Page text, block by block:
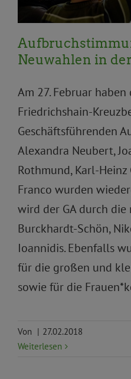
Neuwahlen in
Am 27. Februar haben
Friedrichshain-
Geschäftsführenden
Alexandra Neubert,
Rothmund, Karl-
Franco wurden
wird der GA durch
Burckhardt-Schön,
Ioannidis. Ebenfalls
für die großen und
sowie für die
Von | 27.02.2018
Weiterlesen